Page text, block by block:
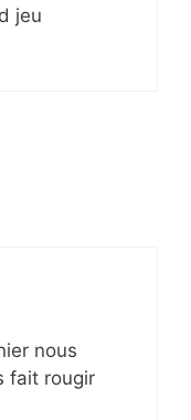
jeu
nous
fait rougir